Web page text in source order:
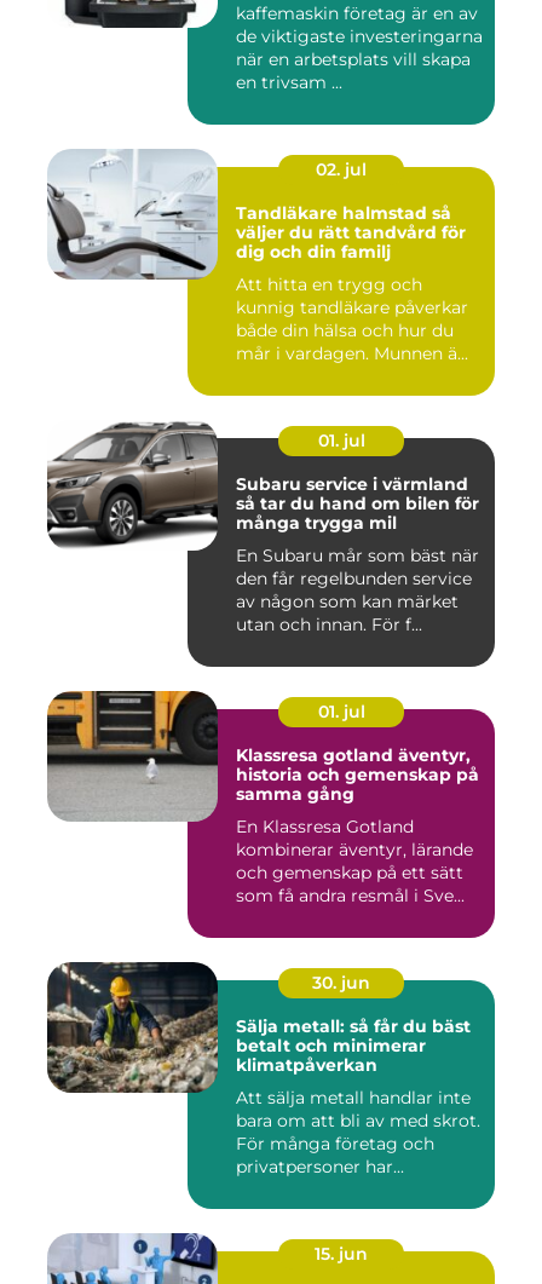
kaffemaskin företag är en av
de viktigaste investeringarna
när en arbetsplats vill skapa
en trivsam ...
02. jul
Tandläkare halmstad så
väljer du rätt tandvård för
dig och din familj
Att hitta en trygg och
kunnig tandläkare påverkar
både din hälsa och hur du
mår i vardagen. Munnen ä...
01. jul
Subaru service i värmland
så tar du hand om bilen för
många trygga mil
En Subaru mår som bäst när
den får regelbunden service
av någon som kan märket
utan och innan. För f...
01. jul
Klassresa gotland äventyr,
historia och gemenskap på
samma gång
En Klassresa Gotland
kombinerar äventyr, lärande
och gemenskap på ett sätt
som få andra resmål i Sve...
30. jun
Sälja metall: så får du bäst
betalt och minimerar
klimatpåverkan
Att sälja metall handlar inte
bara om att bli av med skrot.
För många företag och
privatpersoner har...
15. jun